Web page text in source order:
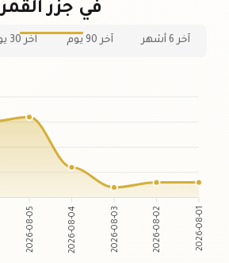
في جزر القمر
آخر 6 أشهر آخر 90 يوم آخر 30 يوم
2026-08-05 2026-08-04 2026-08-03 2026-08-02 2026-08-01